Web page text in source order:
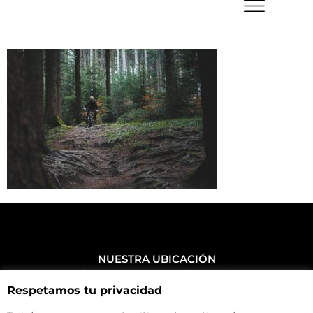
NUESTRA UBICACIÓN
Haz click aquí y mira como llegar a la tienda
CONTACTA CON NOSOTROS
+34 972 500 449
Respetamos tu privacidad